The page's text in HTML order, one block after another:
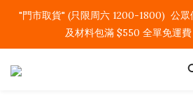
"門市取貨" (只限周六 1200-1800)  公
及材料包滿 $550 全單免運